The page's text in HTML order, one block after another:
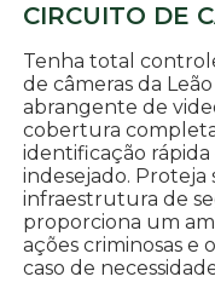
CIRCUITO DE
Tenha total
de câmeras da
abrangente de
cobertura
identificação
indesejado.
infraestrutura de
proporciona um
ações criminosas e
caso de